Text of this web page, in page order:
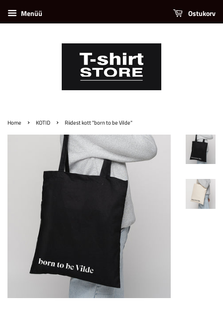
Menüü Ostukorv
Home › KOTID › Riidest kott "born to be Vilde"